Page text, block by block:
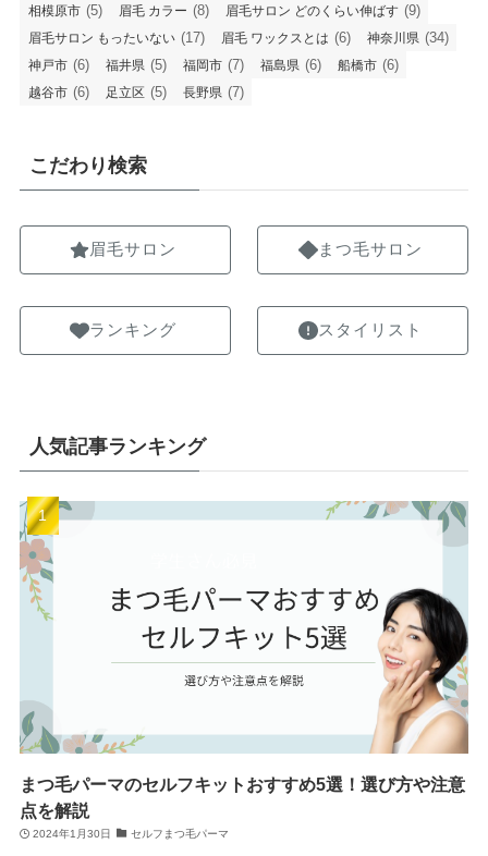
相模原市 (5) 眉毛 カラー (8) 眉毛サロン どのくらい伸ばす (9)
眉毛サロン もったいない (17) 眉毛 ワックスとは (6) 神奈川県 (34)
神戸市 (6) 福井県 (5) 福岡市 (7) 福島県 (6) 船橋市 (6)
越谷市 (6) 足立区 (5) 長野県 (7)
こだわり検索
眉毛サロン
ランキング
まつ毛サロン
スタイリスト
人気記事ランキング
まつ毛パーマのセルフキットおすすめ5選！選び方や注意
点を解説
2024年1月30日 セルフまつ毛パーマ